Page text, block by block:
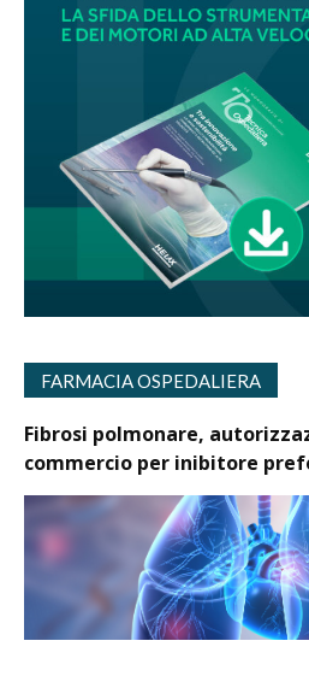
FARMACIA OSPEDALIERA
Fibrosi polmonare,
commercio per inibitore